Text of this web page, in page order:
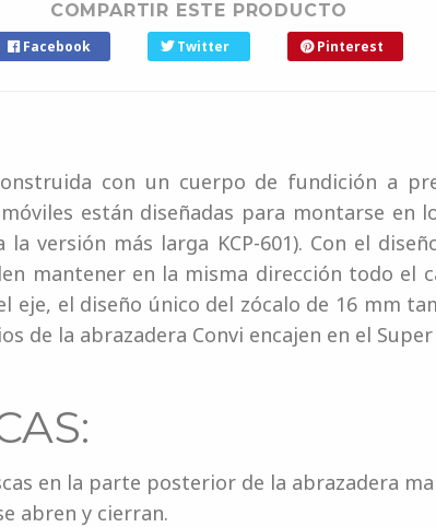
COMPARTIR ESTE PRODUCTO
Facebook Twitter Pinterest
con un cuerpo de fundición a
están diseñadas para montarse en
versión más larga KCP-601). Con el
mantener en la misma dirección todo el
eje, el diseño único del zócalo de 16 mm
de la abrazadera Convi encajen en el Super
en la parte posterior de la abrazadera
abren y cierran.